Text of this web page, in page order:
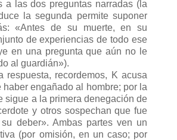
a las dos preguntas narradas (la
la segunda permite suponer
«Antes de su muerte, en su
de experiencias de todo ese
en una pregunta que aún no le
al guardián»).
respuesta, recordemos, K acusa
engañado al hombre; por la
sigue a la primera denegación de
y otros sospechan que fue
deber». Ambas partes ven un
(por omisión, en un caso; por